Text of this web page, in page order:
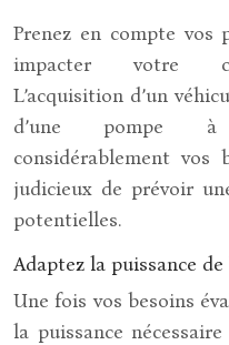
Prenez en compte
impacter votre
L’acquisition d’un
d’une pompe à
considérablement
judicieux de prévoir
potentielles.
Adaptez la puissance
Une fois vos besoins
la puissance